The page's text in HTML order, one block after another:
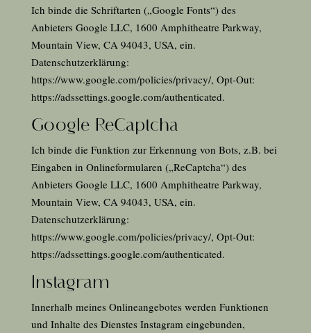
Ich binde die Schriftarten („Google Fonts“) des
Anbieters Google LLC, 1600 Amphitheatre Parkway,
Mountain View, CA 94043, USA, ein.
Datenschutzerklärung:
https://www.google.com/policies/privacy/, Opt-Out:
https://adssettings.google.com/authenticated.
Google ReCaptcha
Ich binde die Funktion zur Erkennung von Bots, z.B. bei
Eingaben in Onlineformularen („ReCaptcha“) des
Anbieters Google LLC, 1600 Amphitheatre Parkway,
Mountain View, CA 94043, USA, ein.
Datenschutzerklärung:
https://www.google.com/policies/privacy/, Opt-Out:
https://adssettings.google.com/authenticated.
Instagram
Innerhalb meines Onlineangebotes werden Funktionen
und Inhalte des Dienstes Instagram eingebunden,